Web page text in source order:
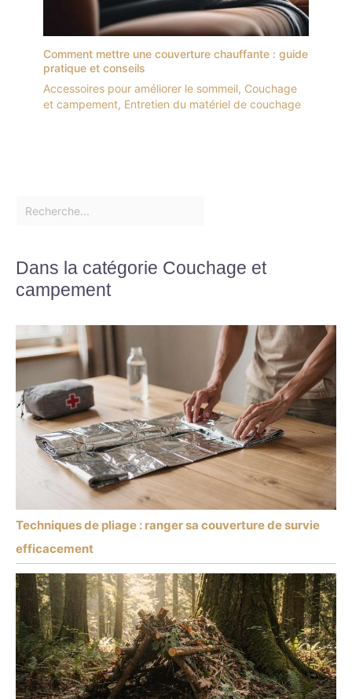
Comment mettre une couverture chauffante : guide
pratique et conseils
Accessoires pour améliorer le sommeil, Couchage
et campement, Entretien du matériel de couchage
Dans la catégorie Couchage et
campement
Techniques de pliage : ranger sa couverture de survie
efficacement